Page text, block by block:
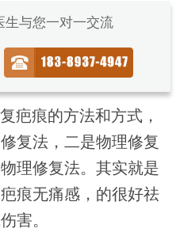
生与您一对一交流
疤痕的方法和方式，
复法，二是物理修复
理修复法。其实就是
痕无痛感，的很好祛
害。